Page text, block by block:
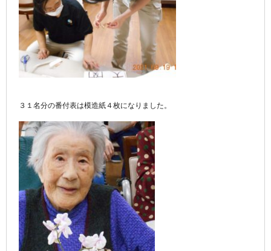
３１名分の番付表は模造紙４枚になりました。